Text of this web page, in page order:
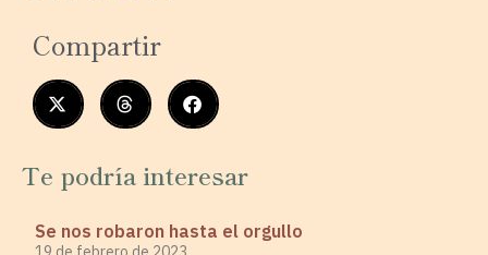
Compartir
Te podría interesar
Se nos robaron hasta el orgullo